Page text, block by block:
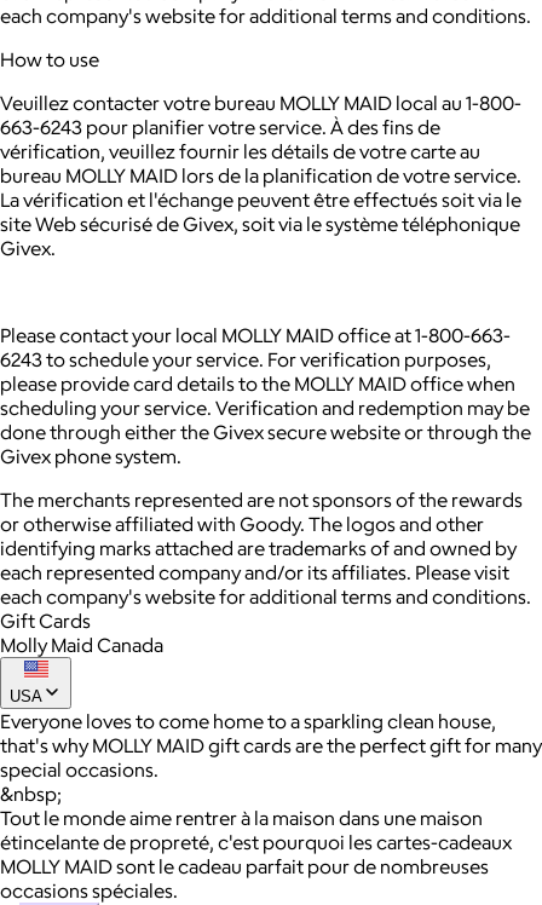
each company's website for additional terms and conditions.
How to use
Veuillez contacter votre bureau MOLLY MAID local au 1-800-
663-6243 pour planifier votre service. À des fins de
vérification, veuillez fournir les détails de votre carte au
bureau MOLLY MAID lors de la planification de votre service.
La vérification et l'échange peuvent être effectués soit via le
site Web sécurisé de Givex, soit via le système téléphonique
Givex.
Please contact your local MOLLY MAID office at 1-800-663-
6243 to schedule your service. For verification purposes,
please provide card details to the MOLLY MAID office when
scheduling your service. Verification and redemption may be
done through either the Givex secure website or through the
Givex phone system.
The merchants represented are not sponsors of the rewards
or otherwise affiliated with Goody. The logos and other
identifying marks attached are trademarks of and owned by
each represented company and/or its affiliates. Please visit
each company's website for additional terms and conditions.
Gift Cards
Molly Maid Canada
USA
Everyone loves to come home to a sparkling clean house,
that's why MOLLY MAID gift cards are the perfect gift for many
special occasions.
&nbsp;
Tout le monde aime rentrer à la maison dans une maison
étincelante de propreté, c'est pourquoi les cartes-cadeaux
MOLLY MAID sont le cadeau parfait pour de nombreuses
occasions spéciales.